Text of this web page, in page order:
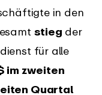
in den
stieg der
für alle
im zweiten
Quartal